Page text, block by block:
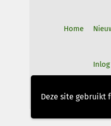
Deze site gebruikt
Home